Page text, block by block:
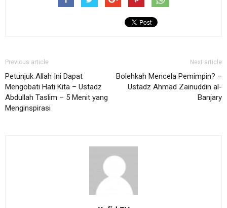
Previous article
Petunjuk Allah Ini Dapat
Mengobati Hati Kita – Ustadz
Abdullah Taslim – 5 Menit yang
Menginspirasi
Next article
Bolehkah Mencela Pemimpin? –
Ustadz Ahmad Zainuddin al-
Banjary